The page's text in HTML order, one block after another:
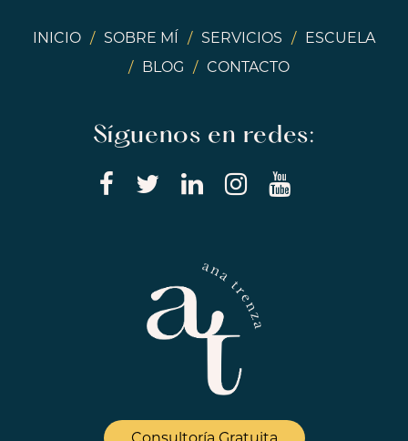
INICIO / SOBRE MÍ / SERVICIOS / ESCUELA
/
BLOG / CONTACTO
Síguenos en redes: